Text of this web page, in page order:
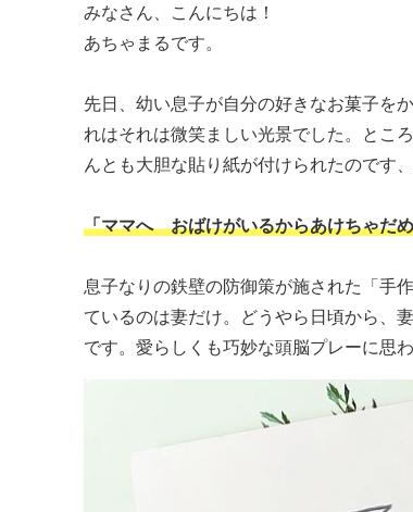
みなさん、こんにちは！
あちゃまるです。
先日、幼い息子が自分の好きなお菓子を
れはそれは微笑ましい光景でした。とこ
んとも大胆な貼り紙が付けられたのです、
「ママへ おばけがいるからあけちゃだ
息子なりの鉄壁の防御策が施された「手
ているのは妻だけ。どうやら日頃から、
です。愛らしくも巧妙な頭脳プレーに思